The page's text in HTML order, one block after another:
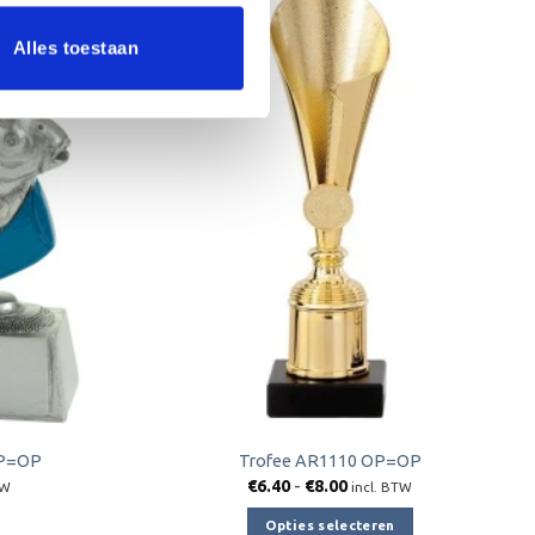
Alles toestaan
verlanglijst
Trofee AR1110 OP=OP
€6.40 - €8.00Prijsklasse:
tot
incl. BTW
Opties selecteren